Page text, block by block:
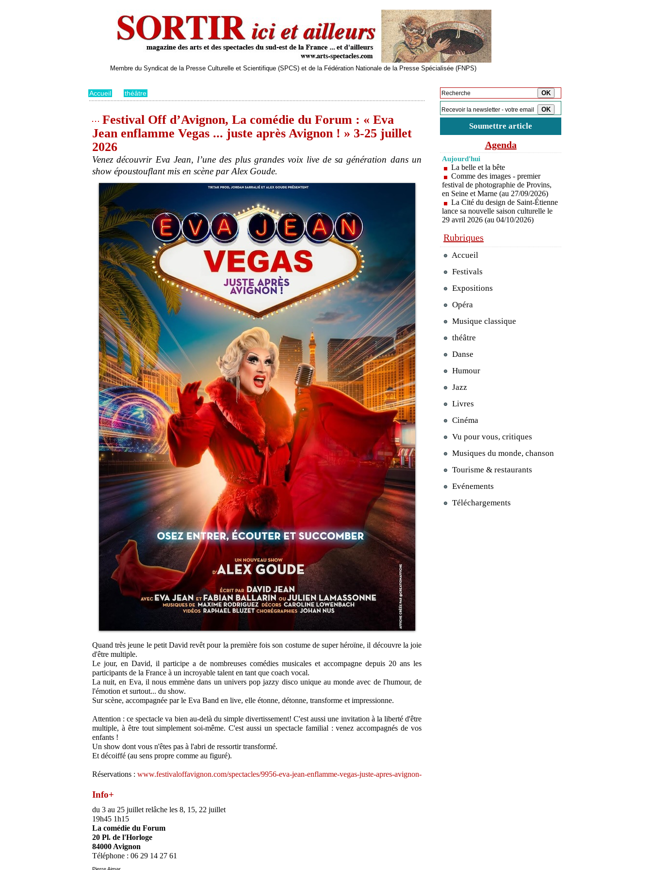
Membre du Syndicat de la Presse Culturelle et Scientifique (SPCS) et de la Fédération Nationale de la Presse Spécialisée (FNPS)
Accueil théâtre
Festival Off d’Avignon, La comédie du Forum : « Eva
Jean enflamme Vegas ... juste après Avignon ! » 3-25 juillet
2026
Venez découvrir Eva Jean, l’une des plus grandes voix live de sa génération dans un
show époustouflant mis en scène par Alex Goude.
Quand très jeune le petit David revêt pour la première fois son costume de super héroïne, il découvre la joie
d'être multiple.
Le jour, en David, il participe a de nombreuses comédies musicales et accompagne depuis 20 ans les
participants de la France à un incroyable talent en tant que coach vocal.
La nuit, en Eva, il nous emmène dans un univers pop jazzy disco unique au monde avec de l'humour, de
l'émotion et surtout... du show.
Sur scène, accompagnée par le Eva Band en live, elle étonne, détonne, transforme et impressionne.
Attention : ce spectacle va bien au-delà du simple divertissement! C'est aussi une invitation à la liberté d'être
multiple, à être tout simplement soi-même. C'est aussi un spectacle familial : venez accompagnés de vos
enfants !
Un show dont vous n'êtes pas à l'abri de ressortir transformé.
Et décoiffé (au sens propre comme au figuré).
Réservations : www.festivaloffavignon.com/spectacles/9956-eva-jean-enflamme-vegas-juste-apres-avignon-
Info+
du 3 au 25 juillet relâche les 8, 15, 22 juillet
19h45 1h15
La comédie du Forum
20 Pl. de l'Horloge
84000 Avignon
Téléphone : 06 29 14 27 61
Soumettre article
Agenda
Aujourd'hui
La belle et la bête
Comme des images - premier
festival de photographie de Provins,
en Seine et Marne (au 27/09/2026)
La Cité du design de Saint-Étienne
lance sa nouvelle saison culturelle le
29 avril 2026 (au 04/10/2026)
Rubriques
Accueil
Festivals
Expositions
Opéra
Musique classique
théâtre
Danse
Humour
Jazz
Livres
Cinéma
Vu pour vous, critiques
Musiques du monde, chanson
Tourisme & restaurants
Evénements
Téléchargements